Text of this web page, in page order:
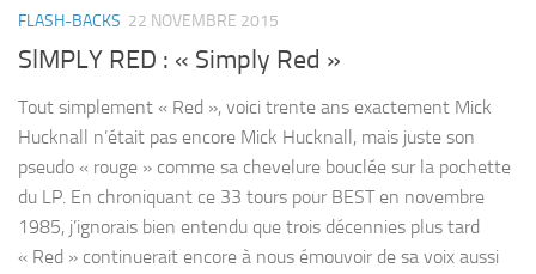
FLASH-BACKS 22 NOVEMBRE 2015
SlMPLY RED : « Simply Red »
Tout simplement « Red », voici trente ans exactement Mick
Hucknall n’était pas encore Mick Hucknall, mais juste son
pseudo « rouge » comme sa chevelure bouclée sur la pochette
du LP. En chroniquant ce 33 tours pour BEST en novembre
1985, j’ignorais bien entendu que trois décennies plus tard
« Red » continuerait encore à nous émouvoir de sa voix aussi